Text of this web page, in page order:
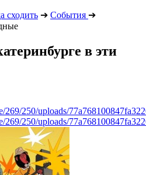
сходить ➔ События ➔
в эти
269/250/uploads/
269/250/uploads/